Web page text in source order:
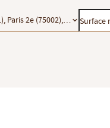
Paris 2e (75002), Paris 3e
min